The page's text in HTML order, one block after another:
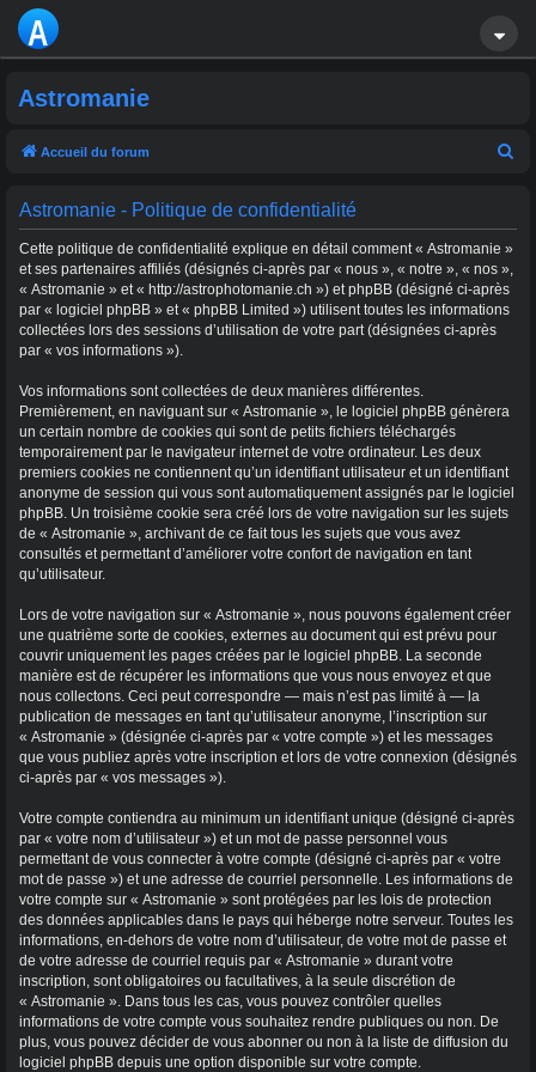
A
T
R
O
M
A
NI
E
Astromanie
Accueil du forum
Astromanie - Politique de confidentialité
Cette politique de confidentialité explique en détail comment « Astromanie »
et ses partenaires affiliés (désignés ci-après par « nous », « notre », « nos »,
« Astromanie » et « http://astrophotomanie.ch ») et phpBB (désigné ci-après
par « logiciel phpBB » et « phpBB Limited ») utilisent toutes les informations
collectées lors des sessions d’utilisation de votre part (désignées ci-après
par « vos informations »).
Vos informations sont collectées de deux manières différentes.
Premièrement, en naviguant sur « Astromanie », le logiciel phpBB génèrera
un certain nombre de cookies qui sont de petits fichiers téléchargés
temporairement par le navigateur internet de votre ordinateur. Les deux
premiers cookies ne contiennent qu’un identifiant utilisateur et un identifiant
anonyme de session qui vous sont automatiquement assignés par le logiciel
phpBB. Un troisième cookie sera créé lors de votre navigation sur les sujets
de « Astromanie », archivant de ce fait tous les sujets que vous avez
consultés et permettant d’améliorer votre confort de navigation en tant
qu’utilisateur.
Lors de votre navigation sur « Astromanie », nous pouvons également créer
une quatrième sorte de cookies, externes au document qui est prévu pour
couvrir uniquement les pages créées par le logiciel phpBB. La seconde
manière est de récupérer les informations que vous nous envoyez et que
nous collectons. Ceci peut correspondre — mais n’est pas limité à — la
publication de messages en tant qu’utilisateur anonyme, l’inscription sur
« Astromanie » (désignée ci-après par « votre compte ») et les messages
que vous publiez après votre inscription et lors de votre connexion (désignés
ci-après par « vos messages »).
Votre compte contiendra au minimum un identifiant unique (désigné ci-après
par « votre nom d’utilisateur ») et un mot de passe personnel vous
permettant de vous connecter à votre compte (désigné ci-après par « votre
mot de passe ») et une adresse de courriel personnelle. Les informations de
votre compte sur « Astromanie » sont protégées par les lois de protection
des données applicables dans le pays qui héberge notre serveur. Toutes les
informations, en-dehors de votre nom d’utilisateur, de votre mot de passe et
de votre adresse de courriel requis par « Astromanie » durant votre
inscription, sont obligatoires ou facultatives, à la seule discrétion de
« Astromanie ». Dans tous les cas, vous pouvez contrôler quelles
informations de votre compte vous souhaitez rendre publiques ou non. De
plus, vous pouvez décider de vous abonner ou non à la liste de diffusion du
logiciel phpBB depuis une option disponible sur votre compte.